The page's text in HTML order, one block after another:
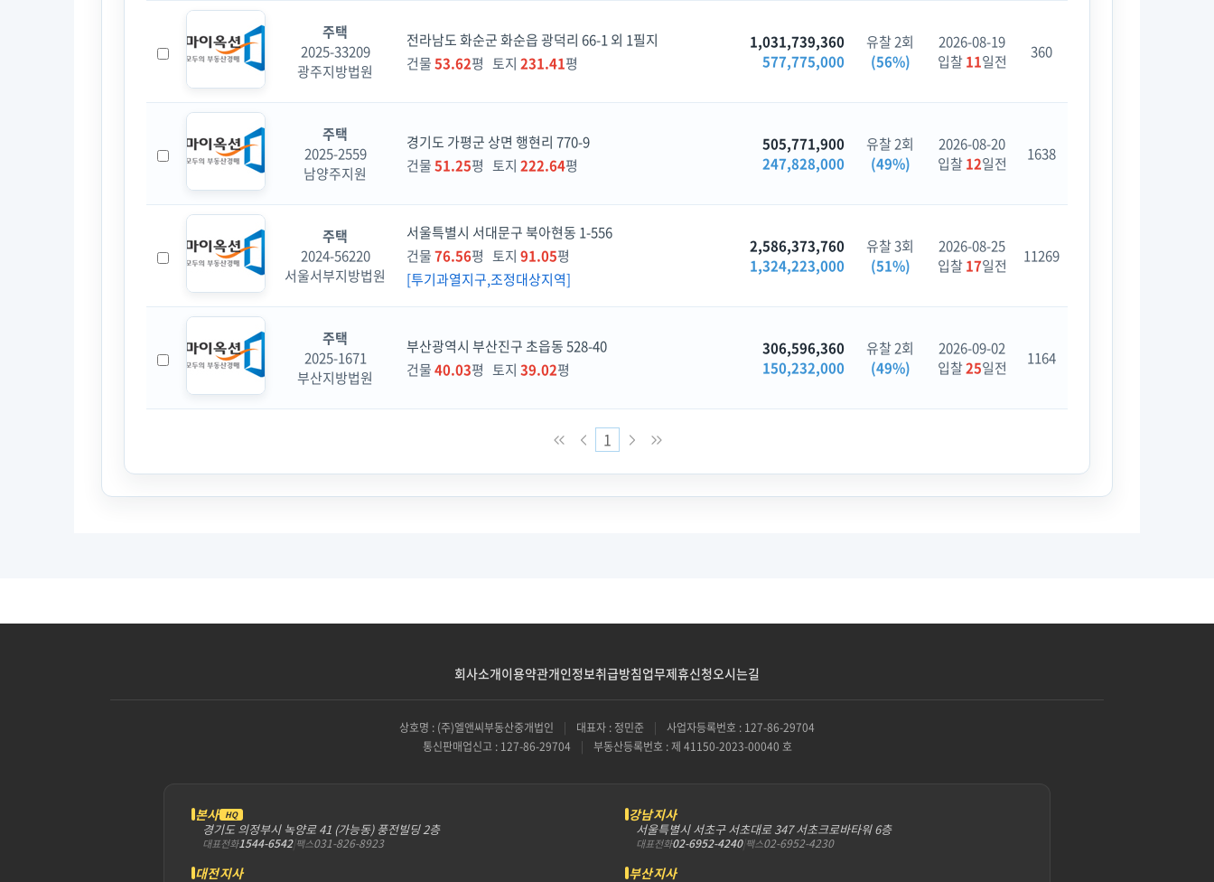
주택
2025-33209
광주지방법원
전라남도 화순군 화순읍 광덕리 66-1 외 1필지
건물53.62평 토지 231.41평
1,031,739,360
577,775,000
유찰 2회
(56%)
2026-08-19
입찰11일전 360
주택
2025-2559
남양주지원
경기도 가평군 상면 행현리 770-9
건물51.25평 토지 222.64평
505,771,900
247,828,000
유찰 2회
(49%)
2026-08-20
입찰12일전 1638
주택
2024-56220
서울서부지방법원
서울특별시 서대문구 북아현동 1-556
건물76.56평 토지 91.05평
[투기과열지구,조정대상지역]
2,586,373,760
1,324,223,000
유찰 3회
(51%)
2026-08-25
입찰17일전 11269
주택
2025-1671
부산지방법원
부산광역시 부산진구 초읍동 528-40
건물40.03평 토지 39.02평
306,596,360
150,232,000
유찰 2회
(49%)
2026-09-02
입찰25일전 1164
1
회사소개이용약관개인정보취급방침업무제휴신청오시는길
상호명 : (주)엘앤씨부동산중개법인 | 대표자 : 정민준 |
사업자등록번호 : 127-86-29704
통신판매업신고 : 127-86-29704
| 부동산등록번호 : 제 41150-2023-00040 호
본사 HQ
경기도 의정부시 녹양로 41 (가능동) 풍전빌딩 2층
대표전화1544-6542|팩스031-826-8923
강남지사
서울특별시 서초구 서초대로 347 서초크로바타워 6층
대표전화02-6952-4240|팩스02-6952-4230
대전지사 부산지사